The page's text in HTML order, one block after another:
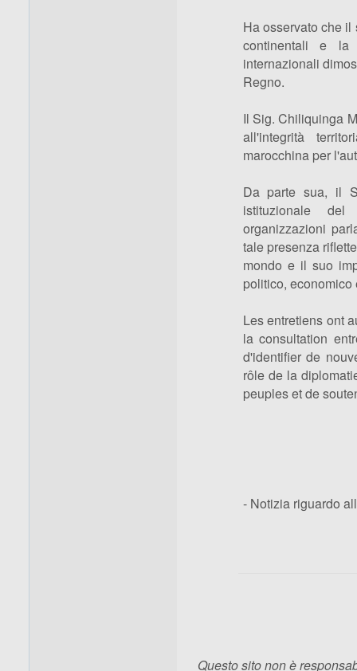
Ha osservato che
continentali e la
internazionali
Regno.
Il Sig. Chiliquinga
all'integrità
marocchina per
Da parte sua, il
istituzionale del
organizzazioni
tale presenza
mondo e il suo
politico, economico
Les entretiens ont
la consultation
d'identifier de
rôle de la
peuples et de
- Notizia riguardo
Questo sito non è